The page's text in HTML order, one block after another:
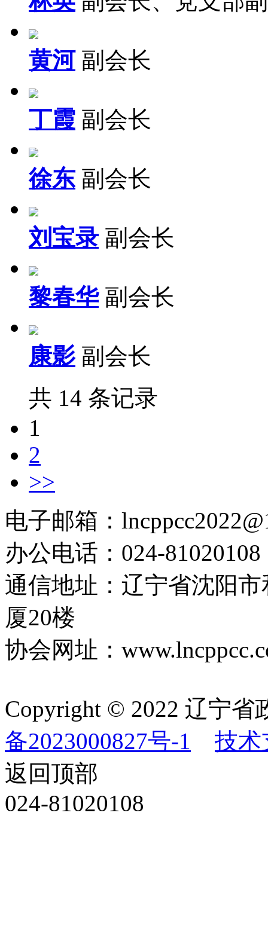
黄河 副会长
丁霞 副会长
徐东 副会长
刘宝录 副会长
黎春华 副会长
康影 副会长
共 14 条记录
1
2
>>
电子邮箱：
办公电话：024-81020108
通信地址：辽宁省沈阳
厦20楼
协会网址：
Copyright © 2022 辽宁
备2023000827号-1
技术
返回顶部
024-81020108